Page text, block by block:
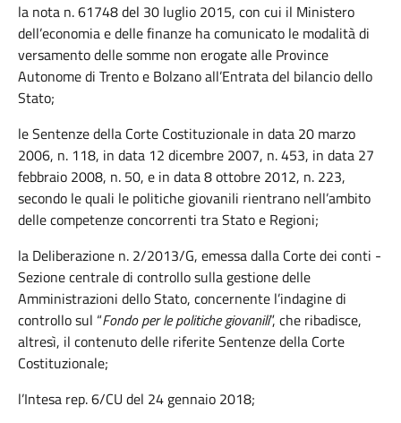
la nota n. 61748 del 30 luglio 2015, con cui il Ministero
dell’economia e delle finanze ha comunicato le modalità di
versamento delle somme non erogate alle Province
Autonome di Trento e Bolzano all’Entrata del bilancio dello
Stato;
le Sentenze della Corte Costituzionale in data 20 marzo
2006, n. 118, in data 12 dicembre 2007, n. 453, in data 27
febbraio 2008, n. 50, e in data 8 ottobre 2012, n. 223,
secondo le quali le politiche giovanili rientrano nell’ambito
delle competenze concorrenti tra Stato e Regioni;
la Deliberazione n. 2/2013/G, emessa dalla Corte dei conti -
Sezione centrale di controllo sulla gestione delle
Amministrazioni dello Stato, concernente l’indagine di
controllo sul “Fondo per le politiche giovanili”, che ribadisce,
altresì, il contenuto delle riferite Sentenze della Corte
Costituzionale;
l’Intesa rep. 6/CU del 24 gennaio 2018;